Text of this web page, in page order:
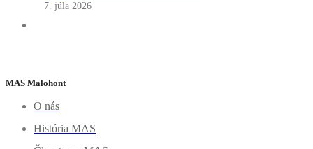
7. júla 2026
MAS Malohont
O nás
História MAS